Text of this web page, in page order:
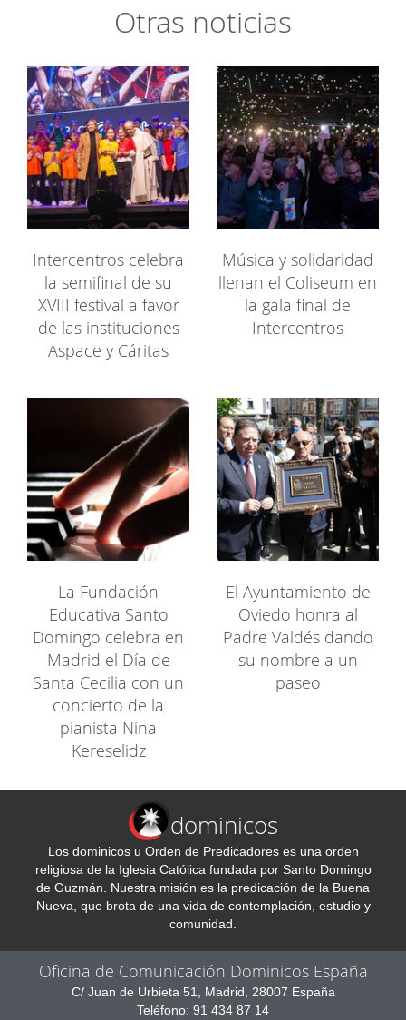
Otras noticias
Intercentros celebra
la semifinal de su
XVIII festival a favor
de las instituciones
Aspace y Cáritas
Música y solidaridad
llenan el Coliseum en
la gala final de
Intercentros
La Fundación
Educativa Santo
Domingo celebra en
Madrid el Día de
Santa Cecilia con un
concierto de la
pianista Nina
Kereselidz
El Ayuntamiento de
Oviedo honra al
Padre Valdés dando
su nombre a un
paseo
dominicos
Los dominicos u Orden de Predicadores es una orden
religiosa de la Iglesia Católica fundada por Santo Domingo
de Guzmán. Nuestra misión es la predicación de la Buena
Nueva, que brota de una vida de contemplación, estudio y
comunidad.
Oficina de Comunicación Dominicos España
C/ Juan de Urbieta 51, Madrid, 28007 España
Teléfono: 91 434 87 14